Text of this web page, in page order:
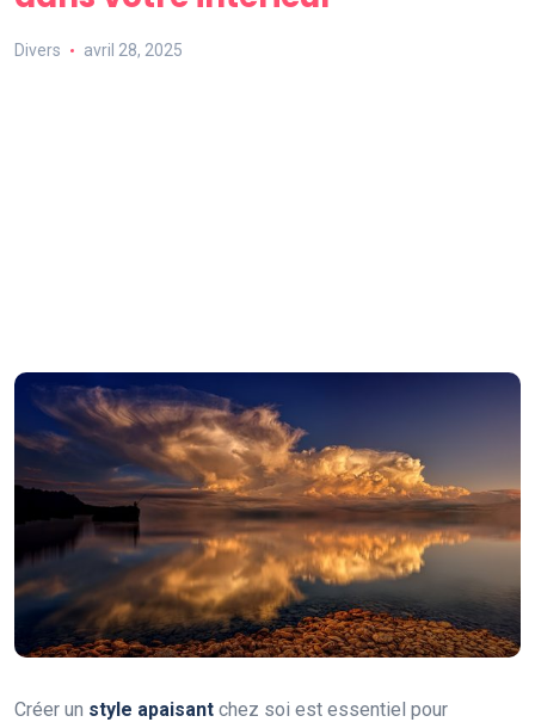
Divers avril 28, 2025
Créer un style apaisant chez soi est essentiel pour